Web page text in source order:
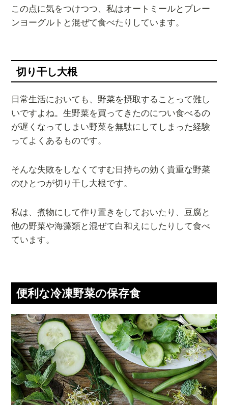
この点に気をつけつつ、私はオートミールとプレー
ンヨーグルトと混ぜて食べたりしています。
切り干し大根
日常生活においても、野菜を摂取することって難し
いですよね。生野菜を買ってきたのについ食べるの
が遅くなってしまい野菜を無駄にしてしまった経験
ってよくあるものです。
そんな失敗をしなくてすむ日持ちの効く貴重な野菜
のひとつが切り干し大根です。
私は、煮物にして作り置きをしておいたり、豆腐と
他の野菜や海藻類と混ぜて白和えにしたりして食べ
ています。
便利な冷凍野菜の保存食